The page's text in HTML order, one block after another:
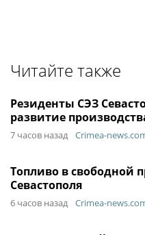
Читайте также
Резиденты СЭЗ
развитие
7 часов назад Crimea-
Топливо в свободной
Севастополя
6 часов назад Crimea-